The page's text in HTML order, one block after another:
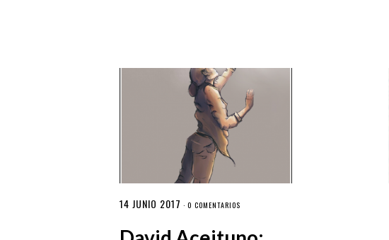
14 JUNIO 2017 ·0 COMENTARIOS